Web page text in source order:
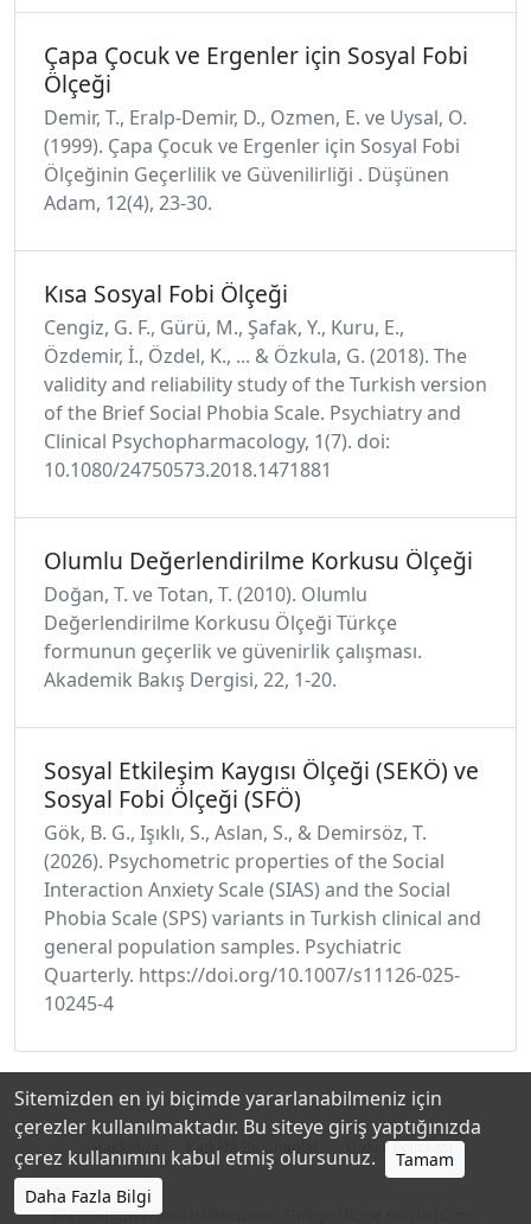
Çapa Çocuk ve Ergenler için Sosyal Fobi
Ölçeği
Demir, T., Eralp-Demir, D., Ozmen, E. ve Uysal, O.
(1999). Çapa Çocuk ve Ergenler için Sosyal Fobi
Ölçeğinin Geçerlilik ve Güvenilirliği . Düşünen
Adam, 12(4), 23-30.
Kısa Sosyal Fobi Ölçeği
Cengiz, G. F., Gürü, M., Şafak, Y., Kuru, E.,
Özdemir, İ., Özdel, K., ... & Özkula, G. (2018). The
validity and reliability study of the Turkish version
of the Brief Social Phobia Scale. Psychiatry and
Clinical Psychopharmacology, 1(7). doi:
10.1080/24750573.2018.1471881
Olumlu Değerlendirilme Korkusu Ölçeği
Doğan, T. ve Totan, T. (2010). Olumlu
Değerlendirilme Korkusu Ölçeği Türkçe
formunun geçerlik ve güvenirlik çalışması.
Akademik Bakış Dergisi, 22, 1-20.
Sosyal Etkileşim Kaygısı Ölçeği (SEKÖ) ve
Sosyal Fobi Ölçeği (SFÖ)
Gök, B. G., Işıklı, S., Aslan, S., & Demirsöz, T.
(2026). Psychometric properties of the Social
Interaction Anxiety Scale (SIAS) and the Social
Phobia Scale (SPS) variants in Turkish clinical and
general population samples. Psychiatric
Quarterly. https://doi.org/10.1007/s11126-025-
10245-4
Hakkında Katkıda Bulunanlar Gizlilik Politikası
© 2026https://toad.halileksi.net
Sitemizden en iyi biçimde yararlanabilmeniz için
çerezler kullanılmaktadır. Bu siteye giriş yaptığınızda
çerez kullanımını kabul etmiş olursunuz.
Tamam
Daha Fazla Bilgi